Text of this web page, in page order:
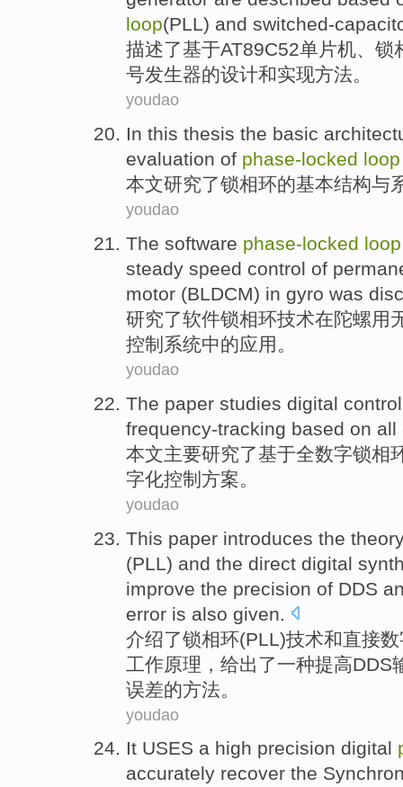
loop(PLL) and switched-
描述了基于AT89C52单片机、 锁
号发生器的设计和实现方法。
youdao
In this thesis the basic
evaluation of phase-locked loop
本文研究了锁相环的基本结构与
youdao
The software phase-locked loop
steady speed control of
motor (BLDCM) in gyro was
研究了软件锁相环技术在陀螺用
控制 系统中的应用。
youdao
The paper studies digital control
frequency-tracking based on all
本文主要研究了基于全数字锁相
字化控制 方案。
youdao
This paper introduces the
(PLL ) and the direct digital
improve the precision of DDS
error is also given
介绍了锁相环(PLL )技术和直接
工作原理 ， 给出了一种提高DDS
误差的方法。
youdao
It USES a high precision digital
accurately recover the